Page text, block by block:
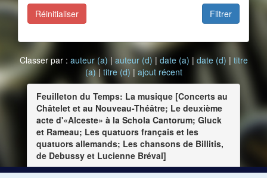
Filtrer
Réinitialiser
Classer par : auteur (a) | auteur (d) | date (a) | date (d) | titre
(a)| titre (d) | ajout récent
Feuilleton du Temps: La musique [Concerts au
Châtelet et au Nouveau-Théâtre; Le deuxième
acte d'«Alceste» à la Schola Cantorum; Gluck
et Rameau; Les quatuors français et les
quatuors allemands; Les chansons de Billitis,
de Debussy et Lucienne Bréval]